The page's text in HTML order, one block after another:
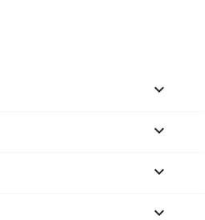



keyboard_arrow_down